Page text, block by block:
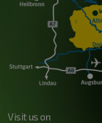
Visit us on